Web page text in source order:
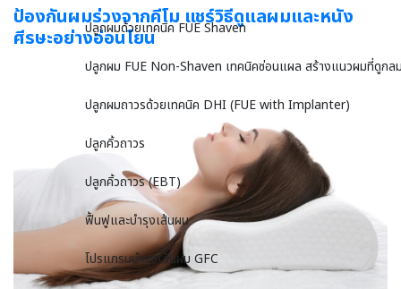
ปลูกผมด้วยเทคนิค FUE Shaven
ปลูกผม FUE Non-Shaven เทคนิคซ่อนแผล สร้างแนวผมที่ดูกล
ปลูกผมถาวรด้วยเทคนิค DHI (FUE with Implanter)
ปลูกคิ้วถาวร
ปลูกคิ้วถาวร (EBT)
ฟื้นฟูและบำรุงเส้นผม
โปรแกรมบำรุงเส้นผม GFC
ป้องกันผมร่วงจากคีโม แชร์วิธีดูแลผมและหนัง
ศีรษะอย่างอ่อนโยน